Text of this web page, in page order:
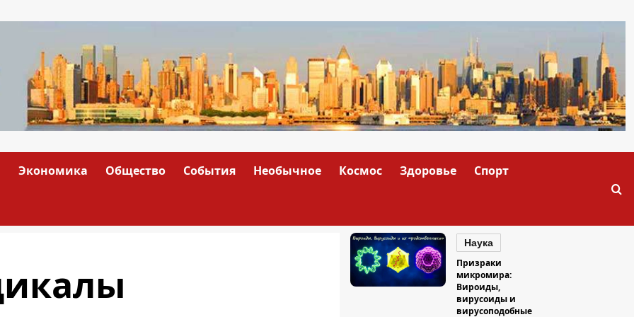
Экономика Общество События Необычное Космос Здоровье Спорт
Наука
Призраки
микромира:
Вироиды,
вирусоиды и
вирусоподобные